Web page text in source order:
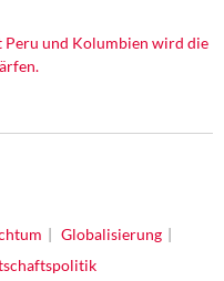
Peru und Kolumbien wird die
Globalisierung